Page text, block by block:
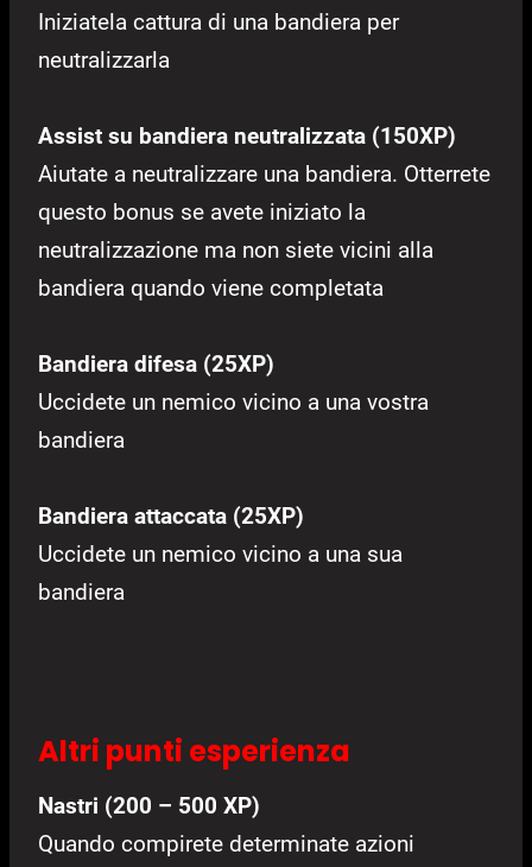
Iniziatela cattura di una bandiera per
neutralizzarla
Assist su bandiera neutralizzata (150XP)
Aiutate a neutralizzare una bandiera. Otterrete
questo bonus se avete iniziato la
neutralizzazione ma non siete vicini alla
bandiera quando viene completata
Bandiera difesa (25XP)
Uccidete un nemico vicino a una vostra
bandiera
Bandiera attaccata (25XP)
Uccidete un nemico vicino a una sua
bandiera
Altri punti esperienza
Nastri (200 – 500 XP)
Quando compirete determinate azioni